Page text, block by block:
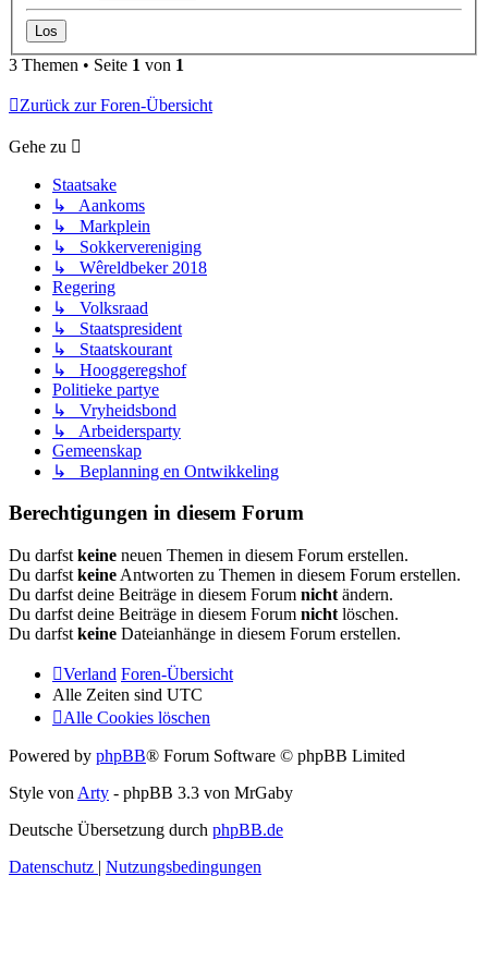
3 Themen • Seite 1 von 1
Zurück zur Foren-Übersicht
Gehe zu
Staatsake
↳ Aankoms
↳ Markplein
↳ Sokkervereniging
↳ Wêreldbeker 2018
Regering
↳ Volksraad
↳ Staatspresident
↳ Staatskourant
↳ Hooggeregshof
Politieke partye
↳ Vryheidsbond
↳ Arbeidersparty
Gemeenskap
↳ Beplanning en Ontwikkeling
Berechtigungen in diesem Forum
Du darfst keine neuen Themen in diesem Forum erstellen.
Du darfst keine Antworten zu Themen in diesem Forum erstellen.
Du darfst deine Beiträge in diesem Forum nicht ändern.
Du darfst deine Beiträge in diesem Forum nicht löschen.
Du darfst keine Dateianhänge in diesem Forum erstellen.
Verland Foren-Übersicht
Alle Zeiten sind UTC
Alle Cookies löschen
Powered by phpBB® Forum Software © phpBB Limited
Style von Arty - phpBB 3.3 von MrGaby
Deutsche Übersetzung durch phpBB.de
Datenschutz | Nutzungsbedingungen